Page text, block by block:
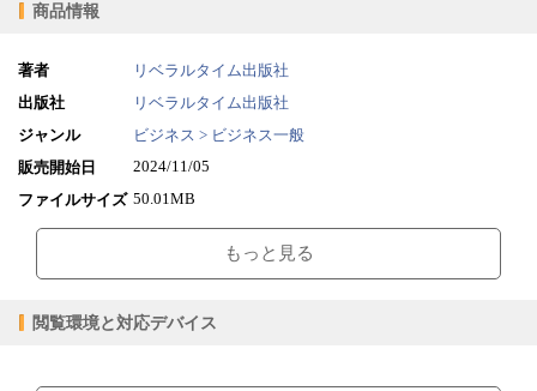
商品情報
著者
リベラルタイム出版社
出版社
リベラルタイム出版社
ジャンル
ビジネス > ビジネス一般
販売開始日
2024/11/05
ファイルサイズ 50.01MB
ファイル形式
epub
購入
レンタル
閲覧可能期間
もっと見る
閲覧環境と対応デバイス